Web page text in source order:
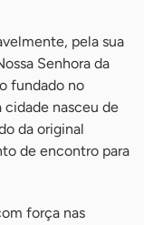
pela sua
Senhora da
fundado no
cidade nasceu de
da original
de encontro para
força nas